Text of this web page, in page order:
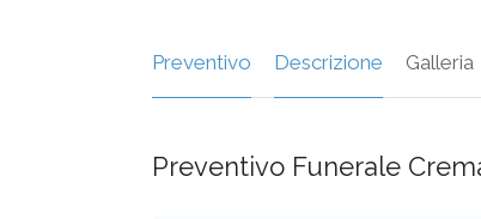
Preventivo Descrizione Galleria
Preventivo Funerale